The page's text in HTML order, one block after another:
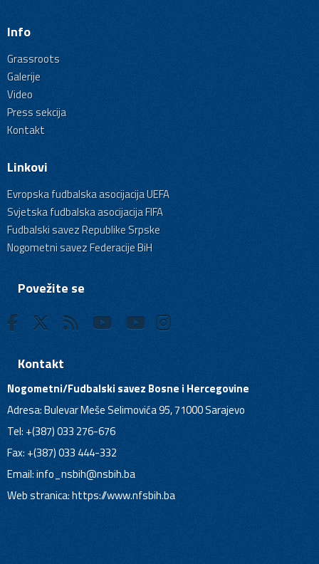
Info
Grassroots
Galerije
Video
Press sekcija
Kontakt
Linkovi
Evropska fudbalska asocijacija UEFA
Svjetska fudbalska asocijacija FIFA
Fudbalski savez Republike Srpske
Nogometni savez Federacije BiH
Povežite se
Kontakt
Nogometni/Fudbalski savez Bosne i Hercegovine
Adresa: Bulevar Meše Selimovića 95, 71000 Sarajevo
Tel: +(387) 033 276-676
Fax: +(387) 033 444-332
Email:info_nsbih@nsbih.ba
Web stranica: https://www.nfsbih.ba